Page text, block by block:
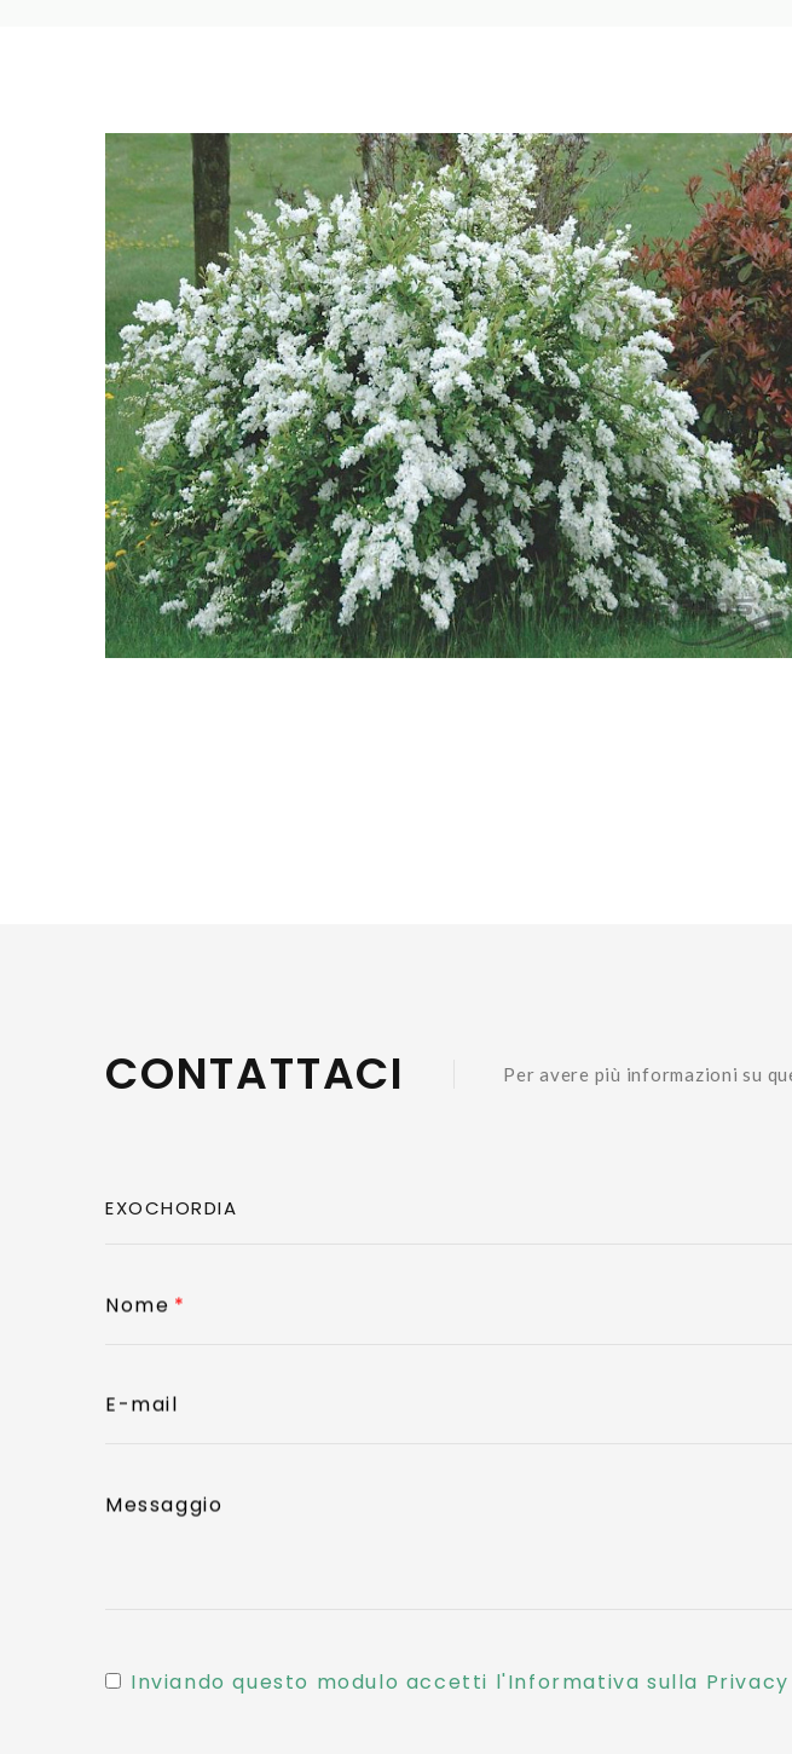
CONTATTACI Per avere più informazioni su
Nome
E-mail
Messaggio
Inviando questo modulo accetti l'Informativa sulla